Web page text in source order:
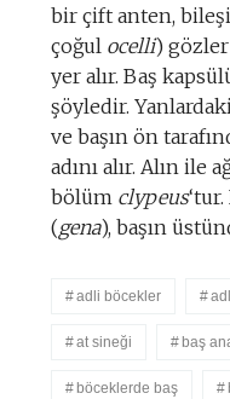
bir çift anten,
çoğul ocelli) gözler
yer alır. Baş
şöyledir.
ve başın ön
adını alır. Alın ile
bölüm clypeus
(gena), başın
adli böcekler
at sineği baş
böceklerde baş